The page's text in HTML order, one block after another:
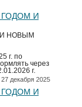
И
НОВЫМ
г. по
через
г.
27 декабря 2025
И